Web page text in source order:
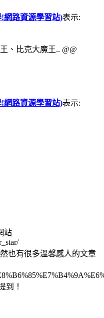
網路資源學習站)表示:
、比克大魔王.. @@
網路資源學習站)表示:
站
也有很多溫馨感人的文章
到！